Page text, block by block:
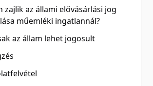
zajlik az állami elővásárlási jog
műemléki ingatlannál?
az állam lehet jogosult